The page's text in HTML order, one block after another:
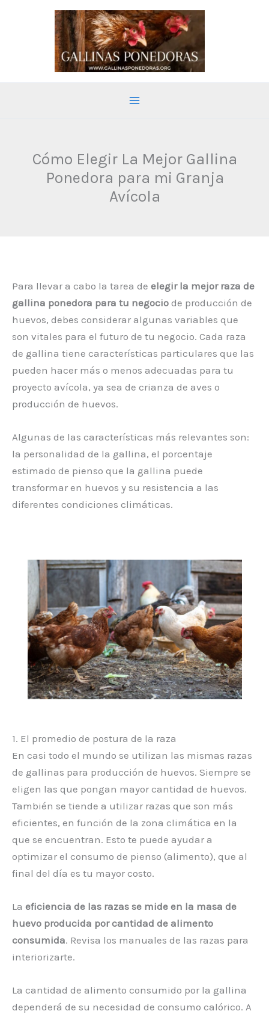
Cómo Elegir La Mejor Gallina
Ponedora para mi Granja
Avícola
Para llevar a cabo la tarea de elegir la mejor raza de
gallina ponedora para tu negocio de producción de
huevos, debes considerar algunas variables que
son vitales para el futuro de tu negocio. Cada raza
de gallina tiene características particulares que las
pueden hacer más o menos adecuadas para tu
proyecto avícola, ya sea de crianza de aves o
producción de huevos.
Algunas de las características más relevantes son:
la personalidad de la gallina, el porcentaje
estimado de pienso que la gallina puede
transformar en huevos y su resistencia a las
diferentes condiciones climáticas.
1. El promedio de postura de la raza
En casi todo el mundo se utilizan las mismas razas
de gallinas para producción de huevos. Siempre se
eligen las que pongan mayor cantidad de huevos.
También se tiende a utilizar razas que son más
eficientes, en función de la zona climática en la
que se encuentran. Esto te puede ayudar a
optimizar el consumo de pienso (alimento), que al
final del día es tu mayor costo.
La eficiencia de las razas se mide en la masa de
huevo producida por cantidad de alimento
consumida. Revisa los manuales de las razas para
interiorizarte.
La cantidad de alimento consumido por la gallina
dependerá de su necesidad de consumo calórico. A